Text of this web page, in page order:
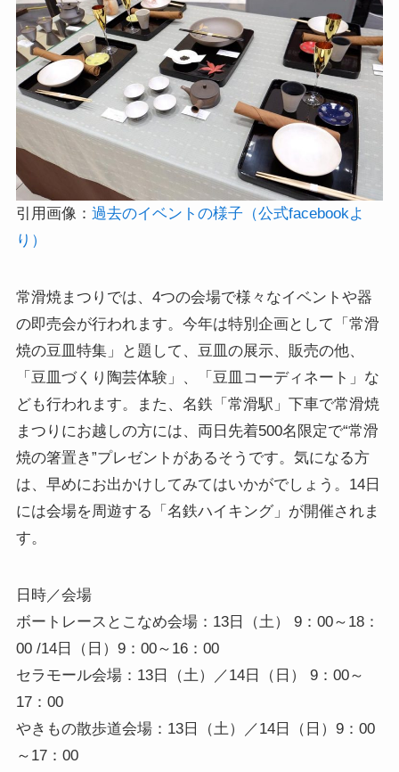
引用画像： 過去のイベントの様子（公式facebookよ
り）
常滑焼まつりでは、4つの会場で様々なイベントや器
の即売会が行われます。今年は特別企画として「常滑
焼の豆皿特集」と題して、豆皿の展示、販売の他、
「豆皿づくり陶芸体験」、「豆皿コーディネート」な
ども行われます。また、名鉄「常滑駅」下車で常滑焼
まつりにお越しの方には、両日先着500名限定で“常滑
焼の箸置き”プレゼントがあるそうです。気になる方
は、早めにお出かけしてみてはいかがでしょう。14日
には会場を周遊する「名鉄ハイキング」が開催されま
す。
日時／会場
ボートレースとこなめ会場：13日（土） 9：00～18：
00 /14日（日）9：00～16：00
セラモール会場：13日（土）／14日（日） 9：00～
17：00
やきもの散歩道会場：13日（土）／14日（日）9：00
～17：00